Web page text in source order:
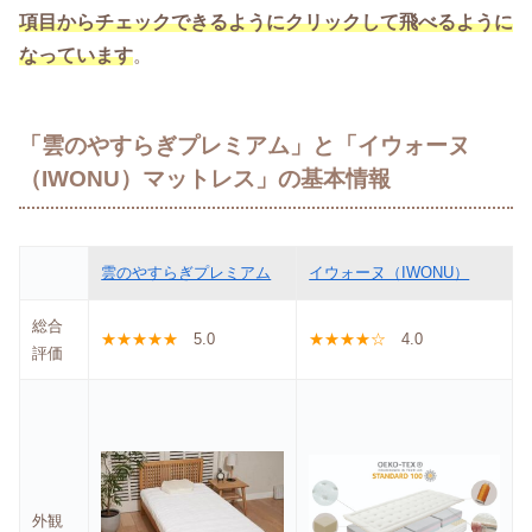
項目からチェックできるようにクリックして飛べるように
なっています。
「雲のやすらぎプレミアム」と「イウォーヌ
（IWONU）マットレス」の基本情報
雲のやすらぎプレミアム イウォーヌ（IWONU）
総合
評価
★★★★★ 5.0 ★★★★☆ 4.0
外観